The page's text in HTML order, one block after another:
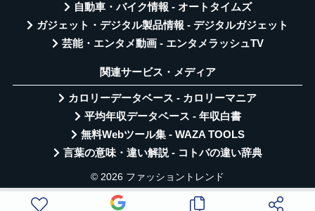
自動車・バイク情報 - オートタイムズ
ガジェット・デジタル製品情報 - デジタルガジェット
芸能・エンタメ動画 - エンタメラッシュTV
関連サービス・メディア
カロリーデータベース - カロリーマニア
平均年収データベース - 年収白書
無料Webツール集 - WAZA TOOLS
言葉の意味・違い解説 - コトバの違い辞典
© 2026 ファッショントレンド